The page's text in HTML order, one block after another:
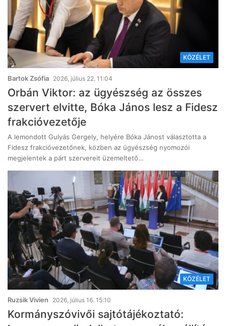
KÖZÉLET
Bartok Zsófia 2026, július 22. 11:04
Orbán Viktor: az ügyészség az összes
szervert elvitte, Bóka János lesz a Fidesz
frakcióvezetője
A lemondott Gulyás Gergely, helyére Bóka Jánost választotta a
Fidesz frakcióvezetőnek, közben az ügyészség nyomozói
megjelentek a párt szervereit üzemeltető…
KÖZÉLET
Ruzsik Vivien 2026, július 16. 15:10
Kormányszóvivői sajtótájékoztató: